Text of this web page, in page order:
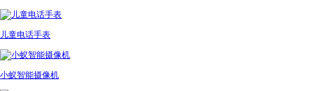
儿童电话手表
小蚁智能摄像机